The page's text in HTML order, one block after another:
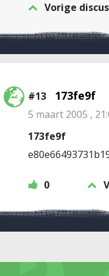
Vorige
#13 173fe9f
5 maart 2005 ,
173fe9f
0